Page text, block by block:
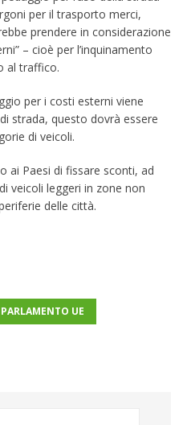
per il trasporto merci,
prendere in considerazione
– cioè per l’inquinamento
al traffico.
per i costi esterni viene
strada, questo dovrà essere
di veicoli.
ai Paesi di fissare sconti, ad
veicoli leggeri in zone non
delle città.
PARLAMENTO UE